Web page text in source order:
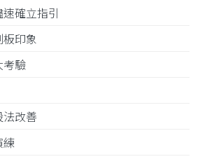
確立指引
板印象
考驗
改善
練